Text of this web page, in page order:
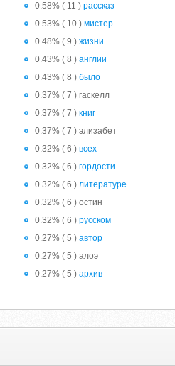
0.58% ( 11 ) рассказ
0.53% ( 10 ) мистер
0.48% ( 9 ) жизни
0.43% ( 8 ) англии
0.43% ( 8 ) было
0.37% ( 7 ) гаскелл
0.37% ( 7 ) книг
0.37% ( 7 ) элизабет
0.32% ( 6 ) всех
0.32% ( 6 ) гордости
0.32% ( 6 ) литературе
0.32% ( 6 ) остин
0.32% ( 6 ) русском
0.27% ( 5 ) автор
0.27% ( 5 ) алоэ
0.27% ( 5 ) архив